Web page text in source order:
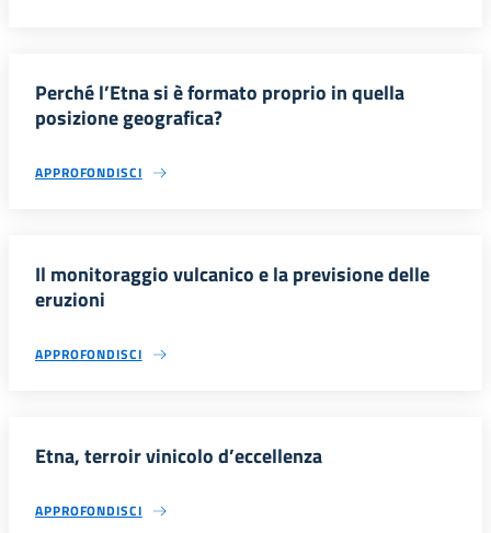
Perché l’Etna si è formato proprio in quella
posizione geografica?
APPROFONDISCI
Il monitoraggio vulcanico e la previsione delle
eruzioni
APPROFONDISCI
Etna, terroir vinicolo d’eccellenza
APPROFONDISCI